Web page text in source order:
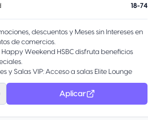
18-74
descuentos y Meses sin Intereses en
de comercios.
Happy Weekend HSBC disfruta beneficios
y Salas VIP: Acceso a salas Elite Lounge
en la Terminal 1 del AICM y beneficios
como Elite Valet Mastercard (50% de
en el AICM).
Aplicar